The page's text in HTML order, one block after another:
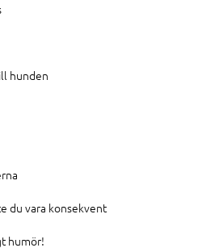
hunden
du vara konsekvent
humör!